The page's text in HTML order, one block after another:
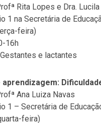
Rita Lopes e Dra.
1 na Secretária de
feira)
16h
e lactantes
aprendizagem:
Ana Luiza Navas
1 – Secretária de
feira)